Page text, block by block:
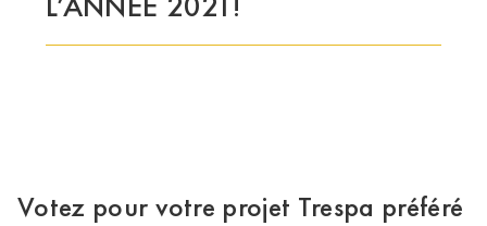
LE GROUPE | TRESPA INTERNATIONAL
Votez pour votre projet Trespa préféré